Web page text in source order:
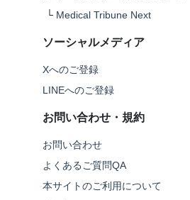
└ Medical Tribune Next
ソーシャルメディア
Xへのご登録
LINEへのご登録
お問い合わせ・規約
お問い合わせ
よくあるご質問QA
本サイトのご利用について